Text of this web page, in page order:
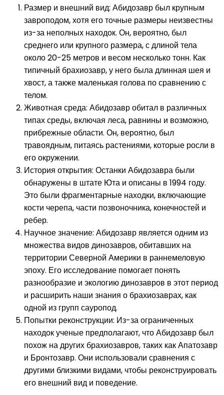
Размер и внешний вид: Абидозавр был крупным
завроподом, хотя его точные размеры неизвестны
из-за неполных находок. Он, вероятно, был
среднего или крупного размера, с длиной тела
около 20-25 метров и весом несколько тонн. Как
типичный брахиозавр, у него была длинная шея и
хвост, а также маленькая голова по сравнению с
телом.
Животная среда: Абидозавр обитал в различных
типах среды, включая леса, равнины и возможно,
прибрежные области. Он, вероятно, был
травоядным, питаясь растениями, которые росли в
его окружении.
История открытия: Останки Абидозавра были
обнаружены в штате Юта и описаны в 1994 году.
Это были фрагментарные находки, включающие
кости черепа, части позвоночника, конечностей и
ребер.
Научное значение: Абидозавр является одним из
множества видов динозавров, обитавших на
территории Северной Америки в раннемеловую
эпоху. Его исследование помогает понять
разнообразие и экологию динозавров в этот период
и расширить наши знания о брахиозаврах, как
одной из групп сауропод.
Попытки реконструкции: Из-за ограниченных
находок ученые предполагают, что Абидозавр был
похож на других брахиозавров, таких как Апатозавр
и Бронтозавр. Они использовали сравнения с
другими близкими видами, чтобы реконструировать
его внешний вид и поведение.